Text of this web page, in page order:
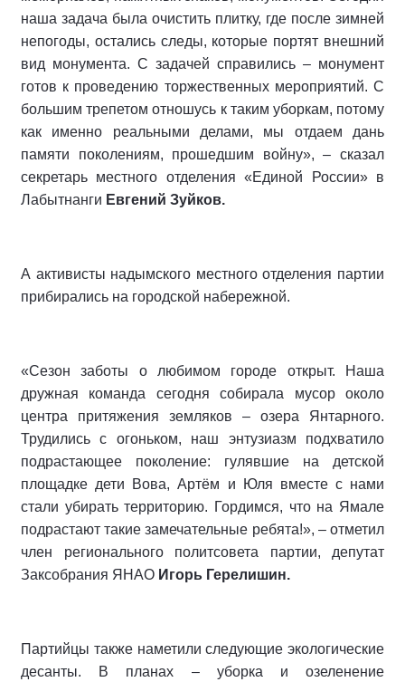
наша задача была очистить плитку, где после зимней
непогоды, остались следы, которые портят внешний
вид монумента. С задачей справились – монумент
готов к проведению торжественных мероприятий. С
большим трепетом отношусь к таким уборкам, потому
как именно реальными делами, мы отдаем дань
памяти поколениям, прошедшим войну», – сказал
секретарь местного отделения «Единой России» в
Лабытнанги Евгений Зуйков.
А активисты надымского местного отделения партии
прибирались на городской набережной.
«Сезон заботы о любимом городе открыт. Наша
дружная команда сегодня собирала мусор около
центра притяжения земляков – озера Янтарного.
Трудились с огоньком, наш энтузиазм подхватило
подрастающее поколение: гулявшие на детской
площадке дети Вова, Артём и Юля вместе с нами
стали убирать территорию. Гордимся, что на Ямале
подрастают такие замечательные ребята!», – отметил
член регионального политсовета партии, депутат
Заксобрания ЯНАО Игорь Герелишин.
Партийцы также наметили следующие экологические
десанты. В планах – уборка и озеленение